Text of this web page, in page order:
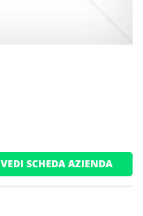
VEDI SCHEDA AZIENDA